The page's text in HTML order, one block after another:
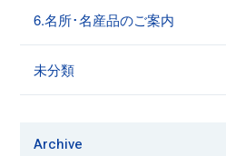
6.名所･名産品のご案内
未分類
Archive